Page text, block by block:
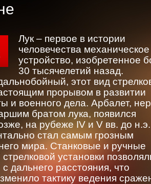
Лук – первое в истории
человечества механическое
устройство, изобретенное
30 тысячелетий назад.
этот вид
прорывом в развитии
и военного дела. Арбалет,
братом лука, появился
на рубеже IV и V вв. до
стал самым грозным
мира. Станковые и ручные
установки
дальнего расстояния, что
тактику ведения